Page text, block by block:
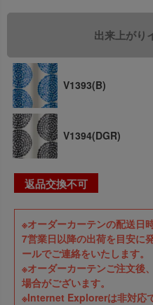
V1393(B)
V1394(DGR)
返品交換不可
※オーダーカーテンの配送日
7営業日以降の出荷を目安に
ールでご連絡をいたします。
※オーダーカーテンご注文後
場合がございます。
※Internet Explorerは非対応で